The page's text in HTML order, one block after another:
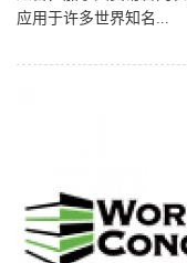
应用于许多世界知名...